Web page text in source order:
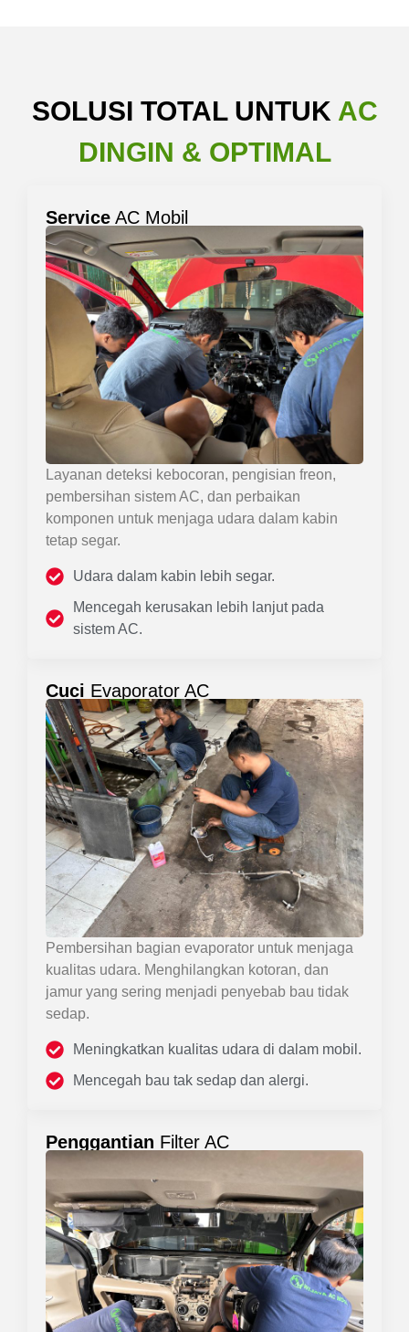
SOLUSI TOTAL UNTUK AC
DINGIN & OPTIMAL
Service AC Mobil
Layanan deteksi kebocoran, pengisian freon,
pembersihan sistem AC, dan perbaikan
komponen untuk menjaga udara dalam kabin
tetap segar.
Udara dalam kabin lebih segar.
Mencegah kerusakan lebih lanjut pada
sistem AC.
Cuci Evaporator AC
Pembersihan bagian evaporator untuk menjaga
kualitas udara. Menghilangkan kotoran, dan
jamur yang sering menjadi penyebab bau tidak
sedap.
Meningkatkan kualitas udara di dalam mobil.
Mencegah bau tak sedap dan alergi.
Penggantian Filter AC